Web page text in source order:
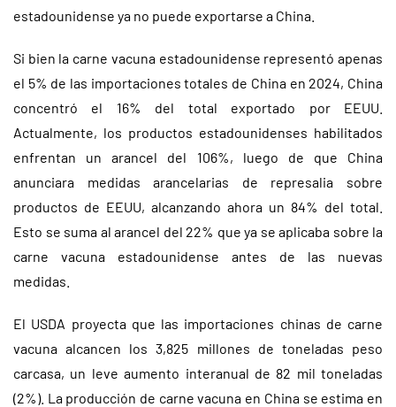
estadounidense ya no puede exportarse a China.
Si bien la carne vacuna estadounidense representó apenas
el 5% de las importaciones totales de China en 2024, China
concentró el 16% del total exportado por EEUU.
Actualmente, los productos estadounidenses habilitados
enfrentan un arancel del 106%, luego de que China
anunciara medidas arancelarias de represalia sobre
productos de EEUU, alcanzando ahora un 84% del total.
Esto se suma al arancel del 22% que ya se aplicaba sobre la
carne vacuna estadounidense antes de las nuevas
medidas.
El USDA proyecta que las importaciones chinas de carne
vacuna alcancen los 3,825 millones de toneladas peso
carcasa, un leve aumento interanual de 82 mil toneladas
(2%). La producción de carne vacuna en China se estima en